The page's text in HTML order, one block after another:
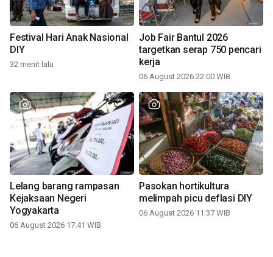
Festival Hari Anak Nasional
DIY
32 menit lalu
Job Fair Bantul 2026
targetkan serap 750 pencari
kerja
06 August 2026 22:00 WIB
Lelang barang rampasan
Kejaksaan Negeri
Yogyakarta
06 August 2026 17:41 WIB
Pasokan hortikultura
melimpah picu deflasi DIY
06 August 2026 11:37 WIB